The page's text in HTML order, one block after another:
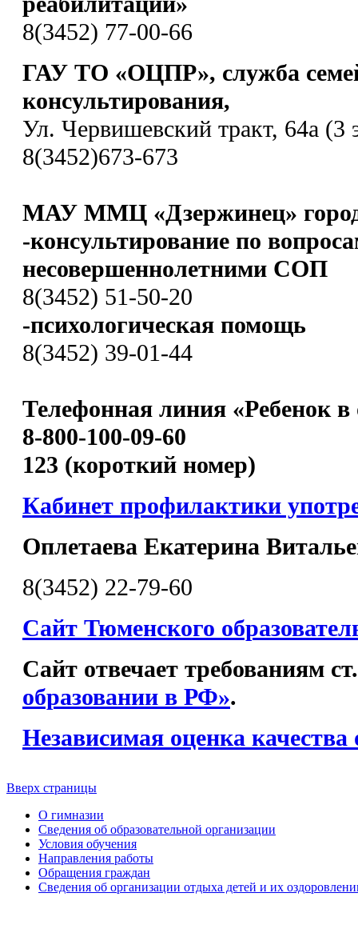
8(3452) 77-00-66
ГАУ ТО «ОЦПР», служба
консультирования,
Ул. Червишевский тракт, 64а (3
8(3452)673-673
МАУ ММЦ «Дзержинец»
-консультирование по
несовершеннолетними СОП
8(3452) 51-50-20
-психологическая помощь
8(3452) 39-01-44
Телефонная линия «Ребенок в
8-800-100-09-60
123 (короткий номер)
Кабинет профилактики
Оплетаева Екатерина
8(3452) 22-79-60
Сайт Тюменского
Сайт отвечает требованиям
образовании в РФ».
Независимая оценка качества
Вверх страницы
О гимназии
Сведения об образовательной организации
Условия обучения
Направления работы
Обращения граждан
Сведения об организации отдыха детей и их